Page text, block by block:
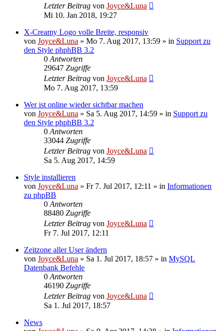
Letzter Beitrag von Joyce&Luna
Mi 10. Jan 2018, 19:27
X-Creamy Logo volle Breite, responsiv
von Joyce&Luna » Mo 7. Aug 2017, 13:59 » in Support zu
den Style phphBB 3.2
0 Antworten
29647 Zugriffe
Letzter Beitrag von Joyce&Luna
Mo 7. Aug 2017, 13:59
Wer ist online wieder sichtbar machen
von Joyce&Luna » Sa 5. Aug 2017, 14:59 » in Support zu
den Style phphBB 3.2
0 Antworten
33044 Zugriffe
Letzter Beitrag von Joyce&Luna
Sa 5. Aug 2017, 14:59
Style installieren
von Joyce&Luna » Fr 7. Jul 2017, 12:11 » in Informationen
zu phpBB
0 Antworten
88480 Zugriffe
Letzter Beitrag von Joyce&Luna
Fr 7. Jul 2017, 12:11
Zeitzone aller User ändern
von Joyce&Luna » Sa 1. Jul 2017, 18:57 » in MySQL
Datenbank Befehle
0 Antworten
46190 Zugriffe
Letzter Beitrag von Joyce&Luna
Sa 1. Jul 2017, 18:57
News